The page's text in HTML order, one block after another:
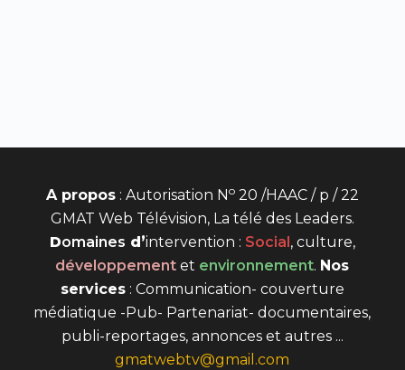
A propos: Autorisation N o20 /HAAC / p / 22
GMAT Web Télévision, La télé des Leaders.
Domaines d’intervention : Social , culture,
développement et environnement. Nos
services: Communication- couverture
médiatique -Pub- Partenariat- documentaires,
publi-reportages, annonces et autres ...
gmatwebtv@gmail.com